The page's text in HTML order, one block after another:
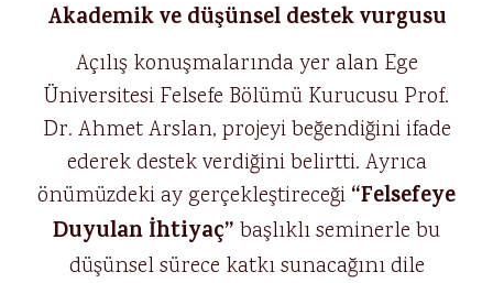
Akademik ve düşünsel destek vurgusu
Açılış konuşmalarında yer alan Ege
Üniversitesi Felsefe Bölümü Kurucusu Prof.
Dr. Ahmet Arslan, projeyi beğendiğini ifade
ederek destek verdiğini belirtti. Ayrıca
önümüzdeki ay gerçekleştireceği “Felsefeye
Duyulan İhtiyaç” başlıklı seminerle bu
düşünsel sürece katkı sunacağını dile